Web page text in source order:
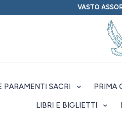
VASTO
PARAMENTI SACRI PRIMA
LIBRI E BIGLIETTI